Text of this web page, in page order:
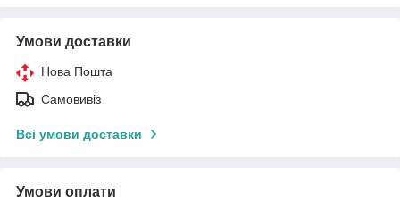
Умови доставки
Нова Пошта
Самовивіз
Всі умови доставки
Умови оплати